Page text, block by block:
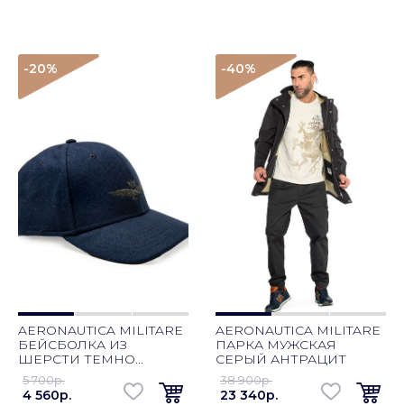
-20%
AERONAUTICA MILITARE
БЕЙСБОЛКА ИЗ
ШЕРСТИ ТЕМНО...
5 700p.
4 560p.
-40%
AERONAUTICA MILITARE
ПАРКА МУЖСКАЯ
СЕРЫЙ АНТРАЦИТ
38 900p.
23 340p.